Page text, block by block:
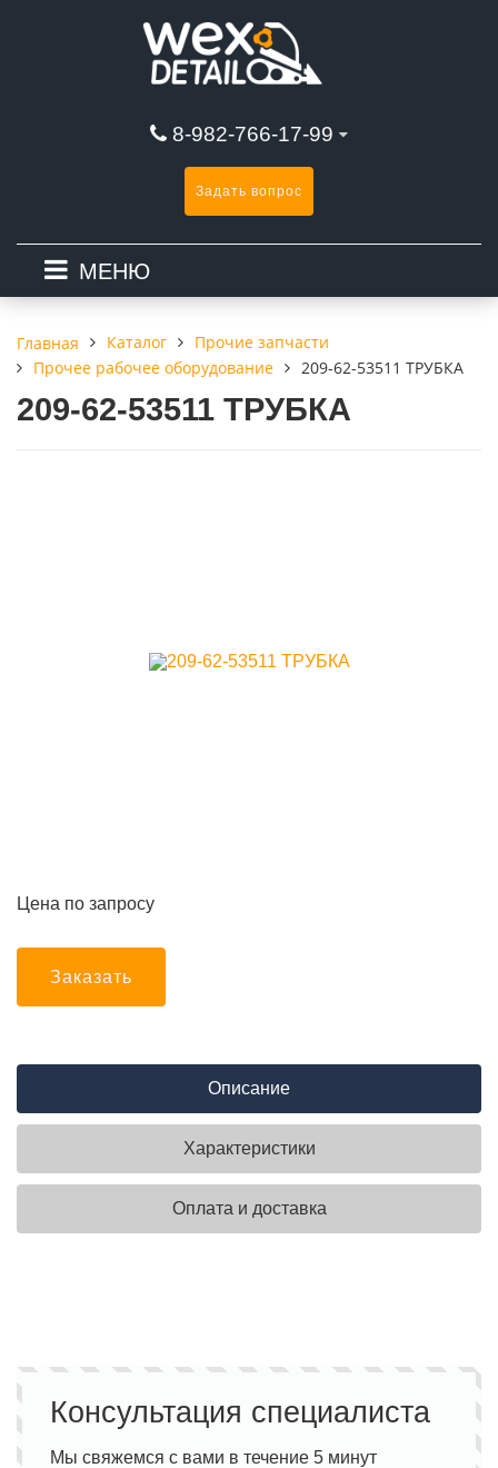
8-982-766-17-99
Задать вопрос
МЕНЮ
Главная Каталог
Прочие запчасти
Прочее рабочее оборудование
209-62-53511 ТРУБКА
209-62-53511 ТРУБКА
Цена по запросу
Заказать
Описание
Характеристики
Оплата и доставка
Консультация специалиста
Мы свяжемся с вами в течение 5 минут